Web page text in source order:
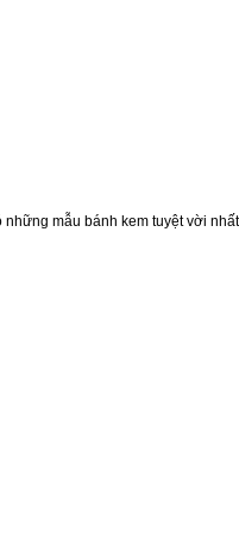
những mẫu bánh kem tuyệt vời nhất